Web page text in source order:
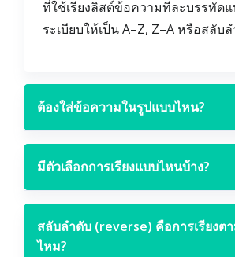
ที่ใช้เรียงลิสต์ข้อความทีละบรรทัด
ระเบียบให้เป็น A–Z, Z–A หรือสลับ
ต้องใส่ข้อความในรูปแบบไหน?
มีตัวเลือกการเรียงแบบไหนบ้าง?
สลับลำดับ (reverse) คือการเรียงต
ไหม?